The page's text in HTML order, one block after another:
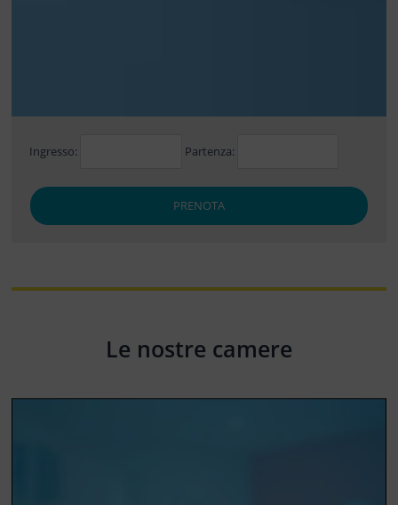
Ingresso: Partenza:
PRENOTA
Le nostre camere